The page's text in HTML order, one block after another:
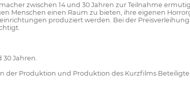
zwischen 14 und 30 Jahren zur Teilnahme
Menschen einen Raum zu bieten, ihre eigenen
produziert werden. Bei der
Jahren.
der Produktion und Produktion des Kurzfilms